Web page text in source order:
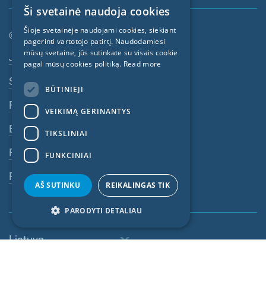
© SIGA 2026
Poraštės navigacija
Jobs
Susisiekite su SIGA
Privatumo politika
BST
Rekvizitai
Pranešimų sistema
Lietuva
ENGLISH
GERMAN
FRENCH
POLISH
SWEDISH
Ši svetainė naudoja cookies
Šioje svetainėje naudojami cookies, siekiant
pagerinti vartotojo patirtį. Naudodamiesi
mūsų svetaine, jūs sutinkate su visais cookie
pagal mūsų cookies politiką. Read more
BŪTINIEJI
VEIKIMĄ GERINANTYS
TIKSLINIAI
FUNKCINIAI
AŠ SUTINKU REIKALINGAS TIK
PARODYTI DETALIAU